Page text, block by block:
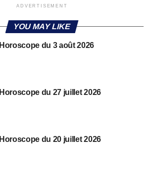
ADVERTISEMENT
YOU MAY LIKE
Horoscope du 3 août 2026
Horoscope du 27 juillet 2026
Horoscope du 20 juillet 2026